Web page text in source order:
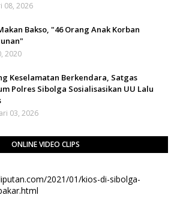
08, 2026
Bakso, "46 Orang Anak Korban
2020
Keselamatan Berkendara, Satgas
Polres Sibolga Sosialisasikan UU Lalu
03, 2026
ONLINE VIDEO CLIPS
2021/01/kios-di-sibolga-